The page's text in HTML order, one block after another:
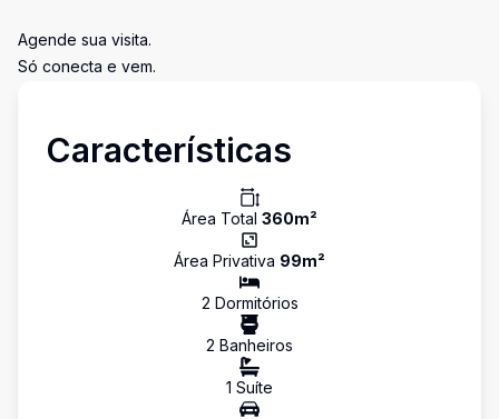
Agende sua visita.
Só conecta e vem.
Características
Área Total 360m²
Área Privativa 99m²
2 Dormitórios
2 Banheiros
1 Suíte